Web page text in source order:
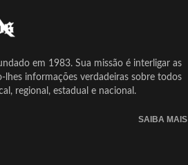
em 1983. Sua missão é interligar as
lhes informações verdadeiras sobre todos
regional, estadual e nacional.
SAIBA MAIS